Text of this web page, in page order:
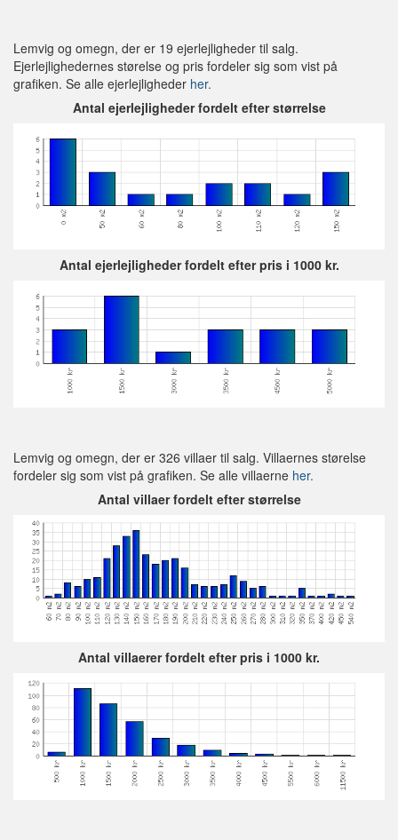
Lemvig og omegn, der er 19 ejerlejligheder til salg.
Ejerlejlighedernes størelse og pris fordeler sig som vist på
grafiken. Se alle ejerlejligheder her.
Antal ejerlejligheder fordelt efter størrelse
Antal ejerlejligheder fordelt efter pris i 1000 kr.
Lemvig og omegn, der er 326 villaer til salg. Villaernes størelse
fordeler sig som vist på grafiken. Se alle villaerne her.
Antal villaer fordelt efter størrelse
Antal villaerer fordelt efter pris i 1000 kr.